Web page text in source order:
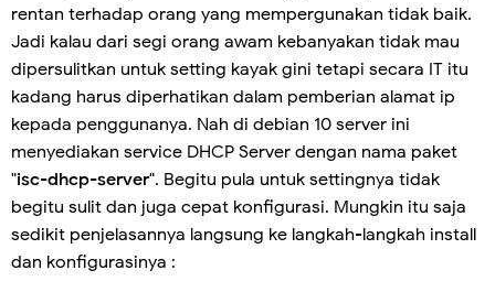
rentan terhadap orang yang mempergunakan tidak baik.
Jadi kalau dari segi orang awam kebanyakan tidak mau
dipersulitkan untuk setting kayak gini tetapi secara IT itu
kadang harus diperhatikan dalam pemberian alamat ip
kepada penggunanya. Nah di debian 10 server ini
menyediakan service DHCP Server dengan nama paket
"isc-dhcp-server". Begitu pula untuk settingnya tidak
begitu sulit dan juga cepat konfigurasi. Mungkin itu saja
sedikit penjelasannya langsung ke langkah-langkah install
dan konfigurasinya :